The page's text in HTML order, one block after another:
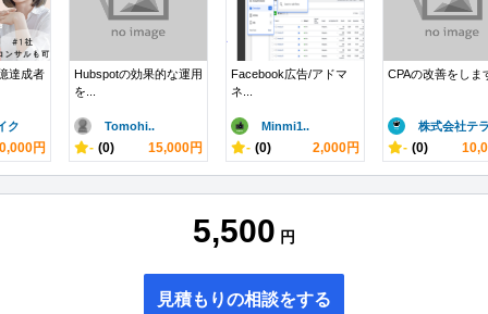
達成者
ク
円
Hubspotの効果的な運用
を...
Tomohi..
- (0) 15,000円
Facebook広告/アドマ
ネ...
Minmi1..
- (0) 2,000円
CPAの改善をしま
株式会社テ
- (0)
5,500 円
見積もりの相談をする